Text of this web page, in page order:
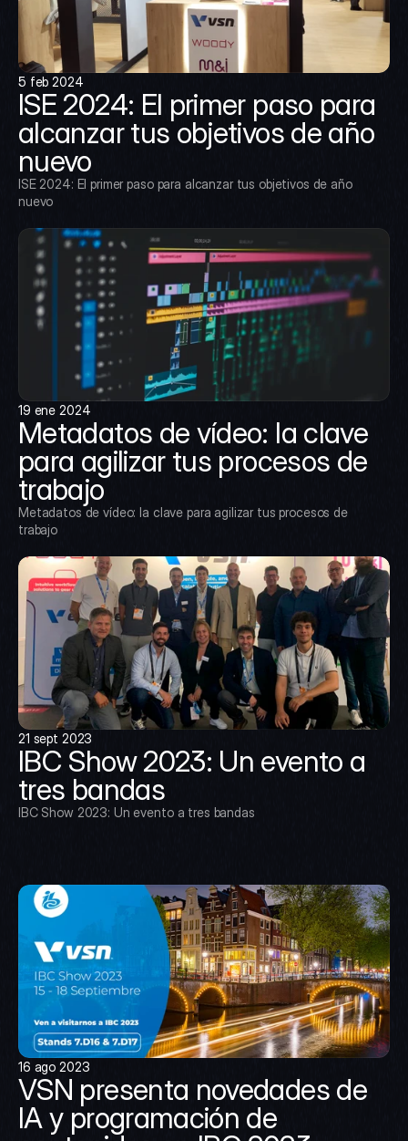
5 feb 2024
ISE 2024: El primer paso para
alcanzar tus objetivos de año
nuevo
ISE 2024: El primer paso para alcanzar tus objetivos de año
nuevo
19 ene 2024
Metadatos de vídeo: la clave
para agilizar tus procesos de
trabajo
Metadatos de vídeo: la clave para agilizar tus procesos de
trabajo
21 sept 2023
IBC Show 2023: Un evento a
tres bandas
IBC Show 2023: Un evento a tres bandas
16 ago 2023
VSN presenta novedades de
IA y programación de